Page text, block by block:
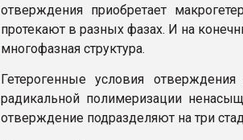
отверждения приобретает
протекают в разных фазах. И на
многофазная структура.
Гетерогенные условия
радикальной полимеризации
отверждение подразделяют на три